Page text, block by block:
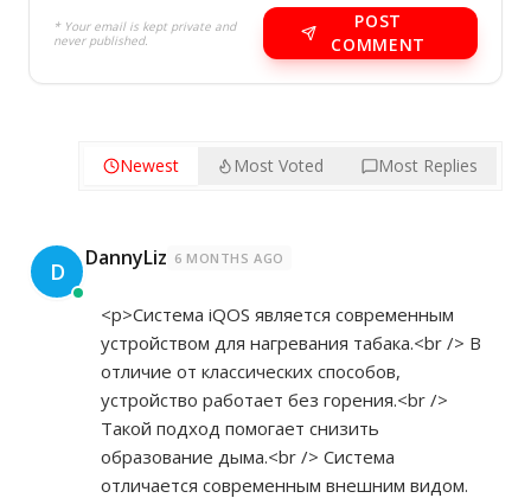
* Your email is kept private and
never published.
POST
COMMENT
Newest Most Voted Most Replies
D DannyLiz 6 MONTHS AGO
<p>Система iQOS является современным
устройством для нагревания табака.<br /> В
отличие от классических способов,
устройство работает без горения.<br />
Такой подход помогает снизить
образование дыма.<br /> Система
отличается современным внешним видом.